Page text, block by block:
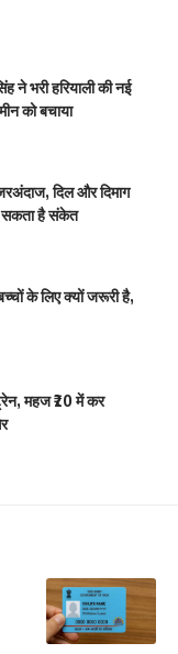
ने भरी हरियाली की नई
को बचाया
दिल और दिमाग
सकता है संकेत
के लिए क्यों जरूरी है,
महज ₹20 में कर